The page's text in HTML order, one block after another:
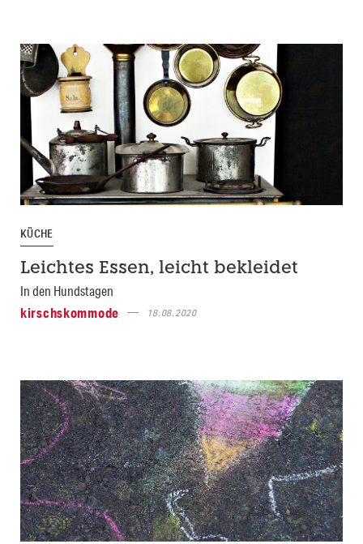
KÜCHE
Leichtes Essen, leicht bekleidet
In den Hundstagen
kirschskommode
18.08.2020